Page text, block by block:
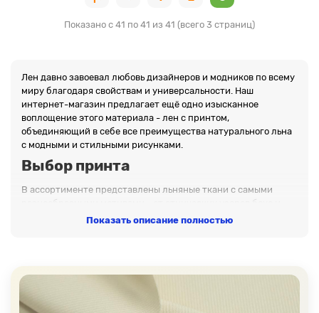
Показано с 41 по 41 из 41 (всего 3 страниц)
Лен давно завоевал любовь дизайнеров и модников по всему
миру благодаря свойствам и универсальности. Наш
интернет-магазин предлагает ещё одно изысканное
воплощение этого материала - лен с принтом,
объединяющий в себе все преимущества натурального льна
с модными и стильными рисунками.
Выбор принта
В ассортименте представлены льняные ткани с самыми
нежных цветочных принтов до дерзких леопардовых
Характеристики
Ткани с принтом идут шириной от 130 до 150 сантиметров,
Показать описание полностью